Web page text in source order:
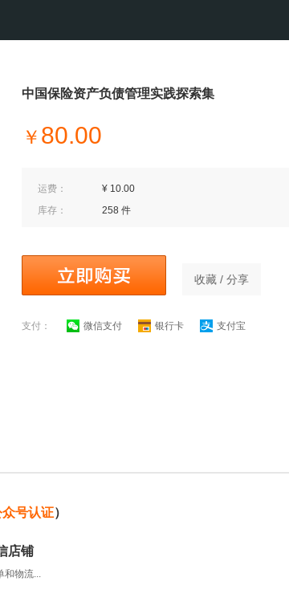
中国保险资产负债管理实践探索集
￥ 80.00
运费：
¥ 10.00
库存：
258 件
收藏 / 分享
支付： 微信支付 银行卡 支付宝
号认证）
店铺
和物流...